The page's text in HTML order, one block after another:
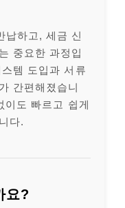
납하고, 세금 신
중요한 과정입
템 도입과 서류
간편해졌습니
이도 빠르고 쉽게
다.
요?